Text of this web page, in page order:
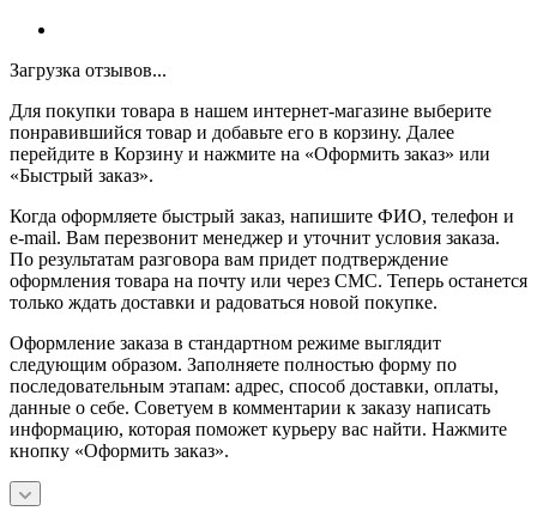
Загрузка отзывов...
Для покупки товара в нашем интернет-магазине выберите
понравившийся товар и добавьте его в корзину. Далее
перейдите в Корзину и нажмите на «Оформить заказ» или
«Быстрый заказ».
Когда оформляете быстрый заказ, напишите ФИО, телефон и
e-mail. Вам перезвонит менеджер и уточнит условия заказа.
По результатам разговора вам придет подтверждение
оформления товара на почту или через СМС. Теперь останется
только ждать доставки и радоваться новой покупке.
Оформление заказа в стандартном режиме выглядит
следующим образом. Заполняете полностью форму по
последовательным этапам: адрес, способ доставки, оплаты,
данные о себе. Советуем в комментарии к заказу написать
информацию, которая поможет курьеру вас найти. Нажмите
кнопку «Оформить заказ».